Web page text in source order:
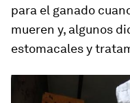
para el ganado
mueren y, algunos
estomacales y